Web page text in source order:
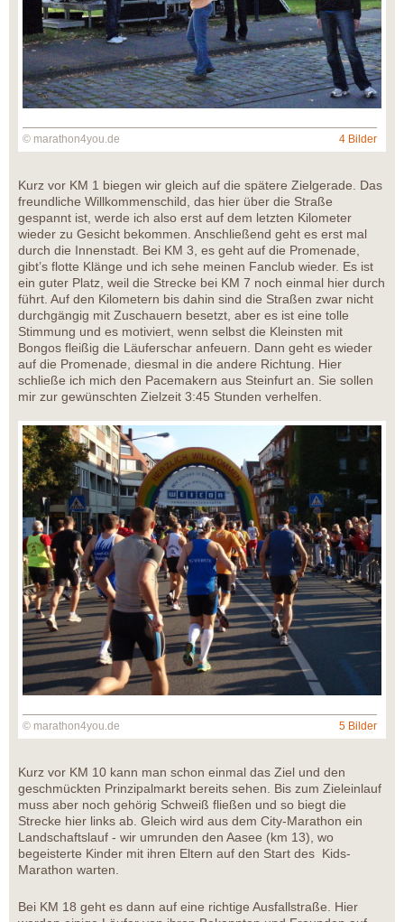
© marathon4you.de 4 Bilder
Kurz vor KM 1 biegen wir gleich auf die spätere Zielgerade. Das
freundliche Willkommenschild, das hier über die Straße
gespannt ist, werde ich also erst auf dem letzten Kilometer
wieder zu Gesicht bekommen. Anschließend geht es erst mal
durch die Innenstadt. Bei KM 3, es geht auf die Promenade,
gibt’s flotte Klänge und ich sehe meinen Fanclub wieder. Es ist
ein guter Platz, weil die Strecke bei KM 7 noch einmal hier durch
führt. Auf den Kilometern bis dahin sind die Straßen zwar nicht
durchgängig mit Zuschauern besetzt, aber es ist eine tolle
Stimmung und es motiviert, wenn selbst die Kleinsten mit
Bongos fleißig die Läuferschar anfeuern. Dann geht es wieder
auf die Promenade, diesmal in die andere Richtung. Hier
schließe ich mich den Pacemakern aus Steinfurt an. Sie sollen
mir zur gewünschten Zielzeit 3:45 Stunden verhelfen.
© marathon4you.de 5 Bilder
Kurz vor KM 10 kann man schon einmal das Ziel und den
geschmückten Prinzipalmarkt bereits sehen. Bis zum Zieleinlauf
muss aber noch gehörig Schweiß fließen und so biegt die
Strecke hier links ab. Gleich wird aus dem City-Marathon ein
Landschaftslauf - wir umrunden den Aasee (km 13), wo
begeisterte Kinder mit ihren Eltern auf den Start des Kids-
Marathon warten.
Bei KM 18 geht es dann auf eine richtige Ausfallstraße. Hier